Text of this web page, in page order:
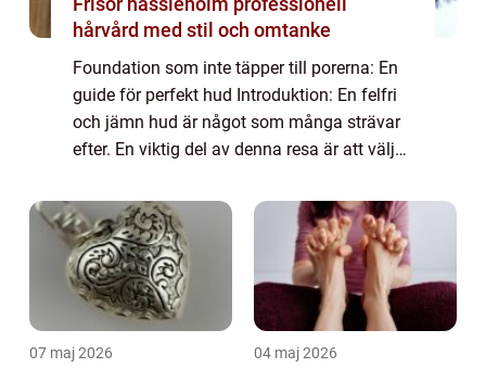
hårvård med stil och omtanke
Foundation som inte täpper till porerna: En
guide för perfekt hud Introduktion: En felfri
och jämn hud är något som många strävar
efter. En viktig del av denna resa är att välja
täpper till porerna är ett utmär...
07 maj 2026 04 maj 2026